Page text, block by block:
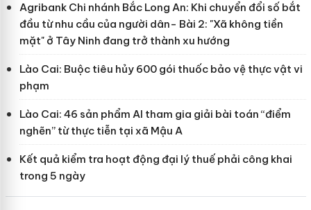
Agribank Chi nhánh Bắc Long An: Khi chuyển đổi số bắt
đầu từ nhu cầu của người dân- Bài 2: "Xã không tiền
mặt" ở Tây Ninh đang trở thành xu hướng
Lào Cai: Buộc tiêu hủy 600 gói thuốc bảo vệ thực vật vi
phạm
Lào Cai: 46 sản phẩm AI tham gia giải bài toán “điểm
nghẽn” từ thực tiễn tại xã Mậu A
Kết quả kiểm tra hoạt động đại lý thuế phải công khai
trong 5 ngày